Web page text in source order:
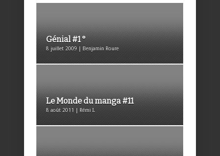
Génial #1 °
8 juillet 2009 | Benjamin Roure
Le Monde du manga #11
8 août 2011 | Rémi I.